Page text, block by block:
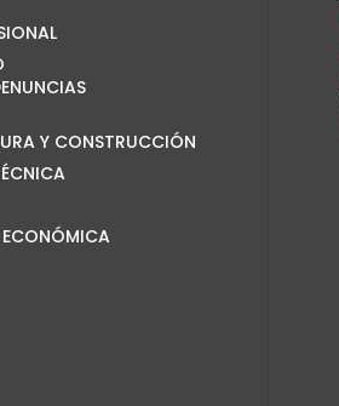
Y CONSTRUCCIÓN